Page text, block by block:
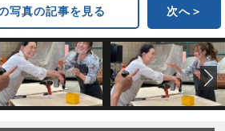
写真の記事を見る 次へ＞